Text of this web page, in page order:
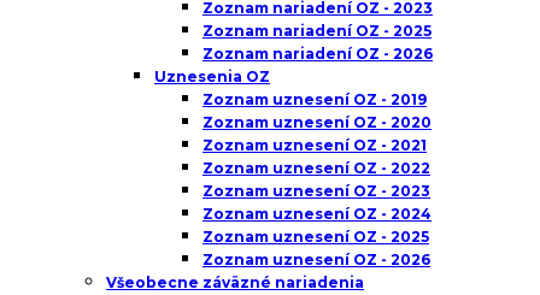
Zoznam nariadení OZ - 2023
Zoznam nariadení OZ - 2025
Zoznam nariadení OZ - 2026
Uznesenia OZ
Zoznam uznesení OZ - 2019
Zoznam uznesení OZ - 2020
Zoznam uznesení OZ - 2021
Zoznam uznesení OZ - 2022
Zoznam uznesení OZ - 2023
Zoznam uznesení OZ - 2024
Zoznam uznesení OZ - 2025
Zoznam uznesení OZ - 2026
Všeobecne záväzné nariadenia